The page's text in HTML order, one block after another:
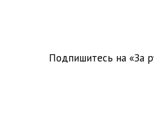
Подпишитесь на «За